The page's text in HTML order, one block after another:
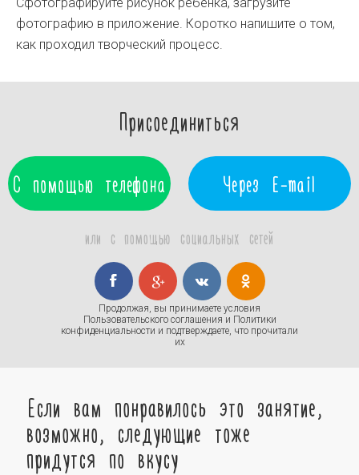
фотографию в приложение. Коротко напишите о том,
как проходил творческий процесс.
Присоединиться
С помощью телефона Через E-mail
или с помощью социальных сетей
Продолжая, вы принимаете условия
Пользовательского соглашения и Политики
конфиденциальности и подтверждаете, что прочитали
их
Если вам понравилось это занятие,
возможно, следующие тоже
придутся по вкусу